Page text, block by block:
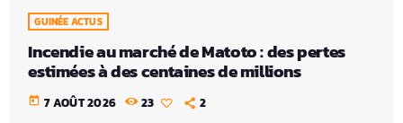
GUINÉE ACTUS
Incendie au marché de Matoto : des pertes
estimées à des centaines de millions
today 7 AOÛT 2026 23 2